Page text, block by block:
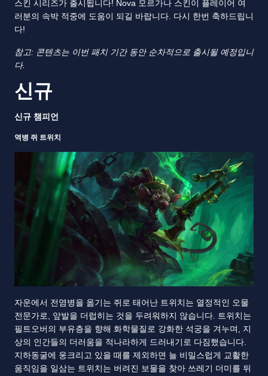
스킨 시리즈가 출시됩니다! Nova 모르가나 스킨이 플레이어 여
러분의 속박 적중에 도움이 되길 바랍니다. 다시 한번 축하드립니
다!
참고: 콘텐츠는 이번 패치 기간 동안 순차적으로 출시될 예정입니
다.
신규
신규 챔피언
역병 쥐 트위치
자운에서 전염병을 옮기는 쥐로 태어난 트위치는 열정적인 오물
전문가로, 앞발을 더럽히는 것을 두려워하지 않습니다. 트위치는
필트오버의 부유층을 향해 화학물질로 강화한 석궁을 겨누며, 지
상의 인간들의 더러움을 적나라하게 드러내기로 다짐했습니다.
지하동굴에 웅크리고 있을 때를 제외하면 늘 비밀스럽게 교활한
움직임을 일삼는 트위치는 버려진 보물을 찾아 쓰레기 더미를 뒤